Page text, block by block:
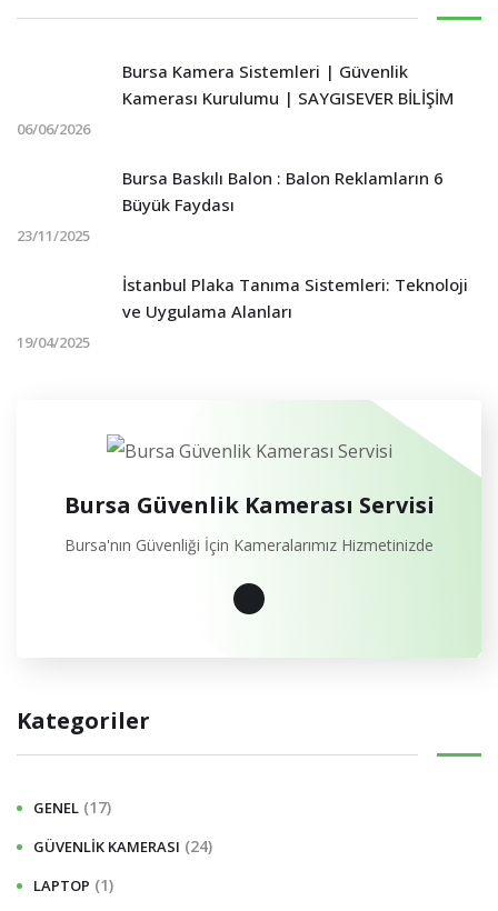
c
Bursa Kamera Sistemleri | Güvenlik
Kamerası Kurulumu | SAYGISEVER BİLİŞİM
06/06/2026
Bursa Baskılı Balon : Balon Reklamların 6
Büyük Faydası
23/11/2025
İstanbul Plaka Tanıma Sistemleri: Teknoloji
ve Uygulama Alanları
19/04/2025
Bursa Güvenlik Kamerası Servisi
Bursa'nın Güvenliği İçin Kameralarımız Hizmetinizde
Kategoriler
GENEL (17)
GÜVENLIK KAMERASI (24)
LAPTOP (1)